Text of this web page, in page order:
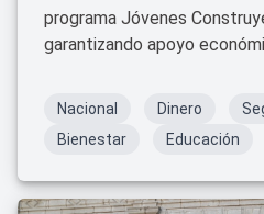
programa Jóvenes
garantizando apoyo
detalles de esta histórica
Nacional Dinero
Bienestar
Educación